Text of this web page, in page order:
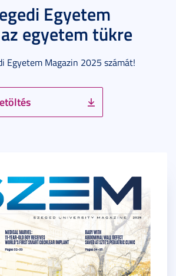
Egyetem
egyetem tükre
Egyetem Magazin 2025 számát!